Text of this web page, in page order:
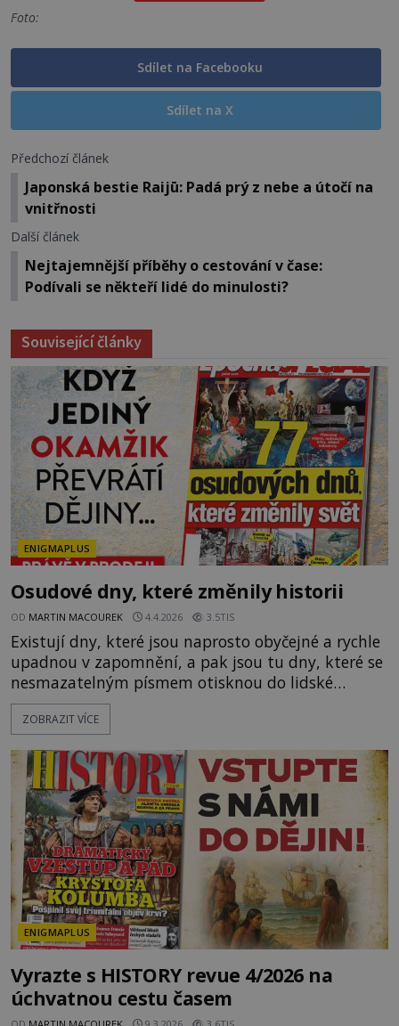
Foto:
Sdílet na Facebooku
Sdílet na X
Předchozí článek
Japonská bestie Raijū: Padá prý z nebe a útočí na
vnitřnosti
Další článek
Nejtajemnější příběhy o cestování v čase:
Podívali se někteří lidé do minulosti?
Související články
ENIGMAPLUS
Osudové dny, které změnily historii
OD MARTIN MACOUREK 4.4.2026 3.5TIS
Existují dny, které jsou naprosto obyčejné a rychle
upadnou v zapomnění, a pak jsou tu dny, které se
nesmazatelným písmem otisknou do lidské
historie, a je jedno, jestli dojde k významnému
objevu nebo děsivé katastrofě. Vezměte si k ruce
křížem krážem. Je 10. dubna roku 49 př. n. l. a na
břehu říčky Rubikon pronáší Gaius Julius Caesar
svou slavnou vě
ZOBRAZIT VÍCE
ENIGMAPLUS
Vyrazte s HISTORY revue 4/2026 na
úchvatnou cestu časem